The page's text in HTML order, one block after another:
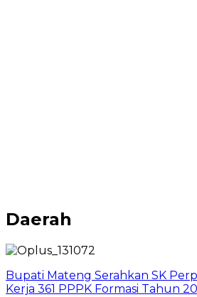
Daerah
Bupati Mateng Serahkan SK
Kerja 361 PPPK Formasi Tahun